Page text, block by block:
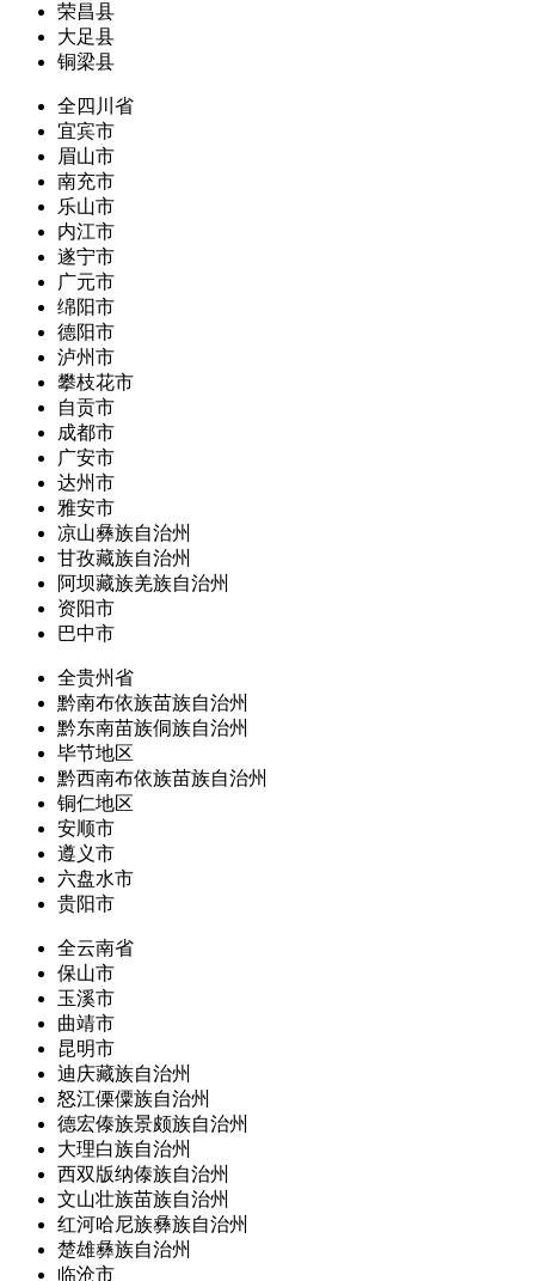
荣昌县
大足县
铜梁县
全四川省
宜宾市
眉山市
南充市
乐山市
内江市
遂宁市
广元市
绵阳市
德阳市
泸州市
攀枝花市
自贡市
成都市
广安市
达州市
雅安市
凉山彝族自治州
甘孜藏族自治州
阿坝藏族羌族自治州
资阳市
巴中市
全贵州省
黔南布依族苗族自治州
黔东南苗族侗族自治州
毕节地区
黔西南布依族苗族自治州
铜仁地区
安顺市
遵义市
六盘水市
贵阳市
全云南省
保山市
玉溪市
曲靖市
昆明市
迪庆藏族自治州
怒江傈僳族自治州
德宏傣族景颇族自治州
大理白族自治州
西双版纳傣族自治州
文山壮族苗族自治州
红河哈尼族彝族自治州
楚雄彝族自治州
临沧市